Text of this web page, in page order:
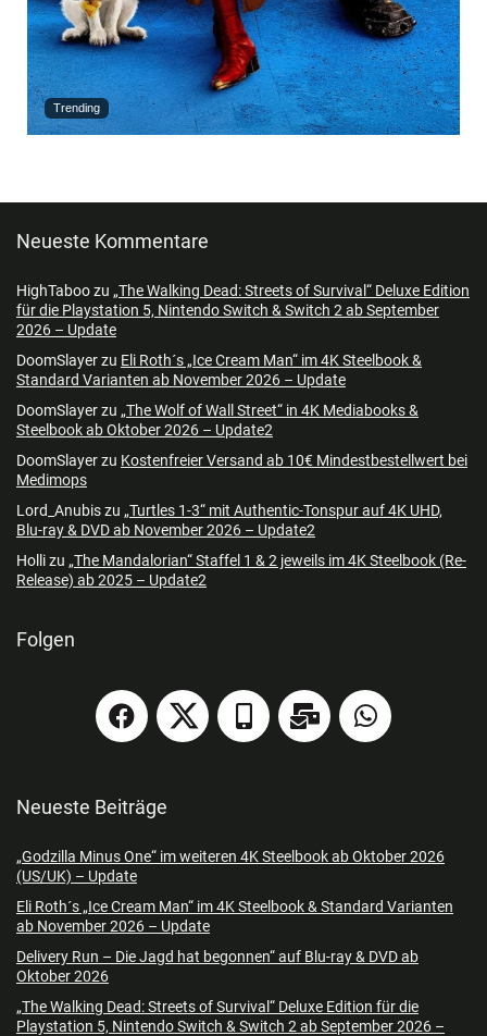
Trending
Neueste Kommentare
HighTaboozu „The Walking Dead: Streets of Survival“ Deluxe Edition
für die Playstation 5, Nintendo Switch & Switch 2 ab September
2026 – Update
DoomSlayerzu Eli Roth´s „Ice Cream Man“ im 4K Steelbook &
Standard Varianten ab November 2026 – Update
DoomSlayerzu „The Wolf of Wall Street“ in 4K Mediabooks &
Steelbook ab Oktober 2026 – Update2
DoomSlayerzu Kostenfreier Versand ab 10€ Mindestbestellwert bei
Medimops
Lord_Anubiszu „Turtles 1-3“ mit Authentic-Tonspur auf 4K UHD,
Blu-ray & DVD ab November 2026 – Update2
Hollizu „The Mandalorian“ Staffel 1 & 2 jeweils im 4K Steelbook (Re-
Release) ab 2025 – Update2
Folgen
Neueste Beiträge
„Godzilla Minus One“ im weiteren 4K Steelbook ab Oktober 2026
(US/UK) – Update
Eli Roth´s „Ice Cream Man“ im 4K Steelbook & Standard Varianten
ab November 2026 – Update
Delivery Run – Die Jagd hat begonnen“ auf Blu-ray & DVD ab
Oktober 2026
„The Walking Dead: Streets of Survival“ Deluxe Edition für die
Playstation 5, Nintendo Switch & Switch 2 ab September 2026 –